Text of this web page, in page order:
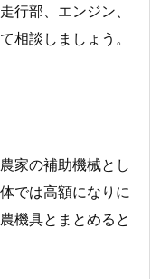
行部、エンジン、
相談しましょう。
家の補助機械とし
では高額になりに
機具とまとめると